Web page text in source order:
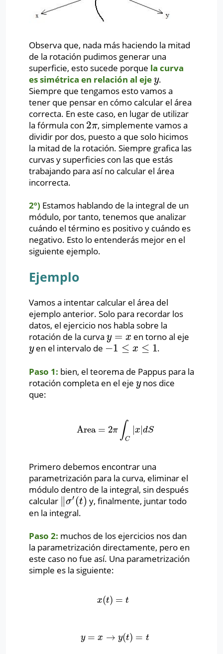
Observa que, nada más haciendo la mitad
de la rotación pudimos generar una
superficie, esto sucede porque la curva
es simétrica en relación al eje y
y.
Siempre que tengamos esto vamos a
tener que pensar en cómo calcular el área
correcta. En este caso, en lugar de utilizar
la fórmula con 2π
2π, simplemente vamos a
dividir por dos, puesto a que solo hicimos
la mitad de la rotación. Siempre grafica las
curvas y superficies con las que estás
trabajando para así no calcular el área
incorrecta.
2º) Estamos hablando de la integral de un
módulo, por tanto, tenemos que analizar
cuándo el término es positivo y cuándo es
negativo. Esto lo entenderás mejor en el
siguiente ejemplo.
Ejemplo
Vamos a intentar calcular el área del
ejemplo anterior. Solo para recordar los
datos, el ejercicio nos habla sobre la
rotación de la curva y = x
y=x en torno al eje
y
yen el intervalo de −1 ≤ x ≤ 1
−1≤ x≤ 1 .
Paso 1: bien, el teorema de Pappus para la
rotación completa en el eje y
ynos dice
que:
Area = 2π ∫C
x dS
Area =2 π∫C |x dS
Primero debemos encontrar una
parametrización para la curva, eliminar el
módulo dentro de la integral, sin después
calcular ∥σ′ (t)
σ′(t)
y, finalmente, juntar todo
en la integral.
Paso 2: muchos de los ejercicios nos dan
la parametrización directamente, pero en
este caso no fue así. Una parametrización
simple es la siguiente:
x(t) = t
x(t) =t
y = x → y(t) = t
y =x →y (t)=t